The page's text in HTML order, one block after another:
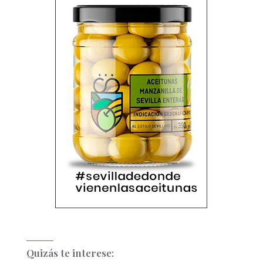
Quizás te interese: